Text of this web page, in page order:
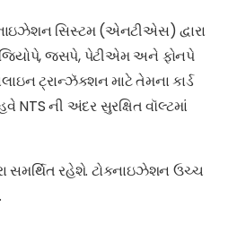
સિસ્ટમ (એનટીએસ) દ્વારા
જિયોપે, જસપે, પેટીએમ અને ફોનપે
ટ્રાન્ઝૅક્શન માટે તેમના કાર્ડ
NTS ની અંદર સુરક્ષિત વૉલ્ટમાં
સમર્થિત રહેશે. ટોકનાઇઝેશન ઉચ્ચ